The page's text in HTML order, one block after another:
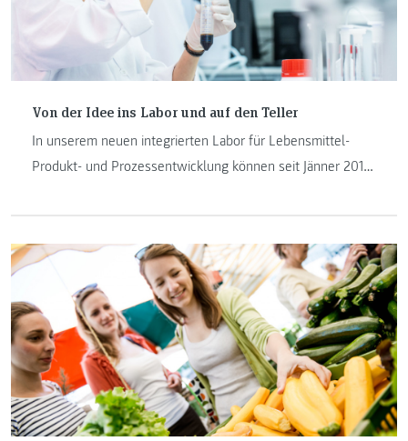
Von der Idee ins Labor und auf den Teller
In unserem neuen integrierten Labor für Lebensmittel-
Produkt- und Prozessentwicklung können seit Jänner 2019